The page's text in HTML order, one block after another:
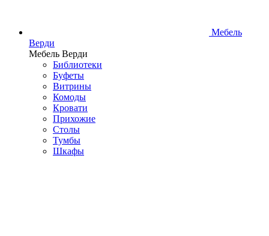
Мебель
Верди
Мебель Верди
Библиотеки
Буфеты
Витрины
Комоды
Кровати
Прихожие
Столы
Тумбы
Шкафы